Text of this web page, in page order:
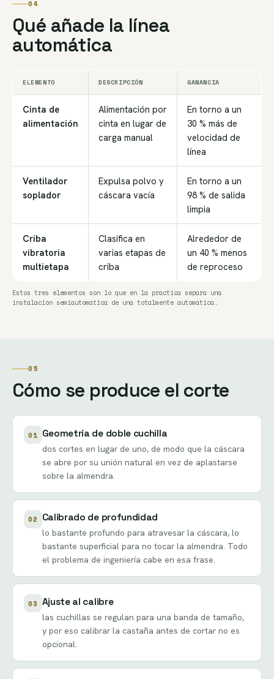
04
Qué añade la línea
automática
ELEMENTO DESCRIPCIÓN GANANCIA
Cinta de
alimentación
Alimentación por
cinta en lugar de
carga manual
En torno a un
30 % más de
velocidad de
línea
Ventilador
soplador
Expulsa polvo y
cáscara vacía
En torno a un
98 % de salida
limpia
Criba
vibratoria
multietapa
Clasifica en
varias etapas de
criba
Alrededor de
un 40 % menos
de reproceso
Estos tres elementos son lo que en la práctica separa una
instalación semiautomática de una totalmente automática.
05
Cómo se produce el corte
01 Geometría de doble cuchilla
dos cortes en lugar de uno, de modo que la cáscara
se abre por su unión natural en vez de aplastarse
sobre la almendra.
02 Calibrado de profundidad
lo bastante profundo para atravesar la cáscara, lo
bastante superficial para no tocar la almendra. Todo
el problema de ingeniería cabe en esa frase.
03 Ajuste al calibre
las cuchillas se regulan para una banda de tamaño,
y por eso calibrar la castaña antes de cortar no es
opcional.